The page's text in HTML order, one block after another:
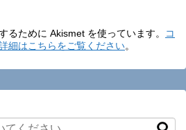
るために Akismet を使っています。
コ
細はこちらをご覧ください。